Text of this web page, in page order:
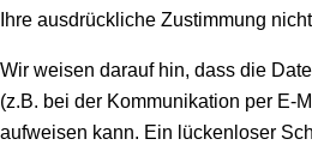
Ihre ausdrückliche Zustimmung
Wir weisen darauf hin, dass die
(z.B. bei der Kommunikation per E-
aufweisen kann. Ein lückenloser